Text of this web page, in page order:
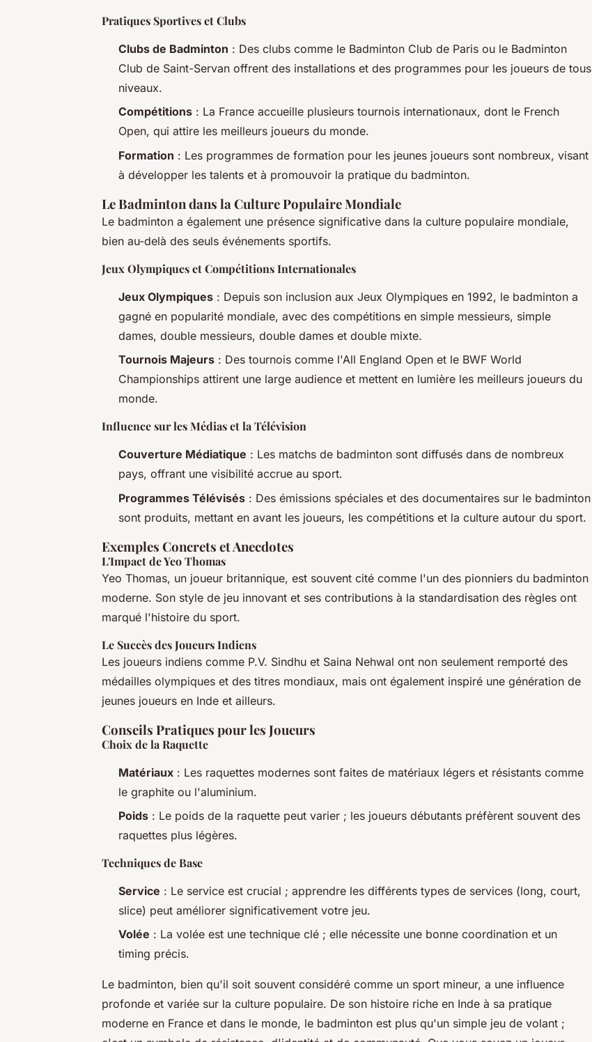
Pratiques Sportives et Clubs
Clubs de Badminton : Des clubs comme le Badminton Club de Paris ou le Badminton
Club de Saint-Servan offrent des installations et des programmes pour les joueurs de tous
niveaux.
Compétitions : La France accueille plusieurs tournois internationaux, dont le French
Open, qui attire les meilleurs joueurs du monde.
Formation : Les programmes de formation pour les jeunes joueurs sont nombreux, visant
à développer les talents et à promouvoir la pratique du badminton.
Le Badminton dans la Culture Populaire Mondiale
Le badminton a également une présence significative dans la culture populaire mondiale,
bien au-delà des seuls événements sportifs.
Jeux Olympiques et Compétitions Internationales
Jeux Olympiques : Depuis son inclusion aux Jeux Olympiques en 1992, le badminton a
gagné en popularité mondiale, avec des compétitions en simple messieurs, simple
dames, double messieurs, double dames et double mixte.
Tournois Majeurs : Des tournois comme l'All England Open et le BWF World
Championships attirent une large audience et mettent en lumière les meilleurs joueurs du
monde.
Influence sur les Médias et la Télévision
Couverture Médiatique : Les matchs de badminton sont diffusés dans de nombreux
pays, offrant une visibilité accrue au sport.
Programmes Télévisés : Des émissions spéciales et des documentaires sur le badminton
sont produits, mettant en avant les joueurs, les compétitions et la culture autour du sport.
Exemples Concrets et Anecdotes
L'Impact de Yeo Thomas
Yeo Thomas, un joueur britannique, est souvent cité comme l'un des pionniers du badminton
moderne. Son style de jeu innovant et ses contributions à la standardisation des règles ont
marqué l'histoire du sport.
Le Succès des Joueurs Indiens
Les joueurs indiens comme P.V. Sindhu et Saina Nehwal ont non seulement remporté des
médailles olympiques et des titres mondiaux, mais ont également inspiré une génération de
jeunes joueurs en Inde et ailleurs.
Conseils Pratiques pour les Joueurs
Choix de la Raquette
Matériaux : Les raquettes modernes sont faites de matériaux légers et résistants comme
le graphite ou l'aluminium.
Poids : Le poids de la raquette peut varier ; les joueurs débutants préfèrent souvent des
raquettes plus légères.
Techniques de Base
Service : Le service est crucial ; apprendre les différents types de services (long, court,
slice) peut améliorer significativement votre jeu.
Volée : La volée est une technique clé ; elle nécessite une bonne coordination et un
timing précis.
Le badminton, bien qu'il soit souvent considéré comme un sport mineur, a une influence
profonde et variée sur la culture populaire. De son histoire riche en Inde à sa pratique
moderne en France et dans le monde, le badminton est plus qu'un simple jeu de volant ;